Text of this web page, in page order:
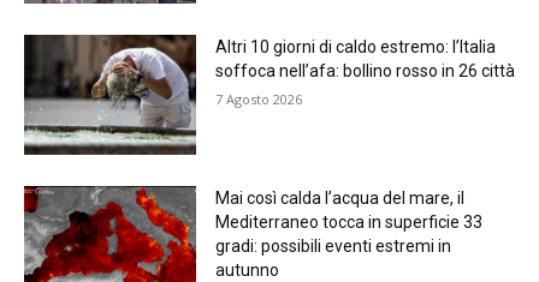
Altri 10 giorni di caldo estremo: l’Italia
soffoca nell’afa: bollino rosso in 26 città
7 Agosto 2026
Mai così calda l’acqua del mare, il
Mediterraneo tocca in superficie 33
gradi: possibili eventi estremi in
autunno